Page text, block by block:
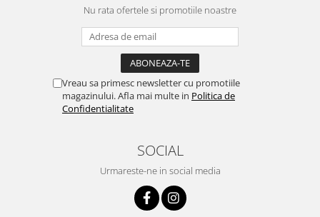
Nu rata ofertele si promotiile noastre
Vreau sa primesc newsletter cu promotiile
magazinului. Afla mai multe in Politica de
Confidentialitate
SOCIAL
Urmareste-ne in social media